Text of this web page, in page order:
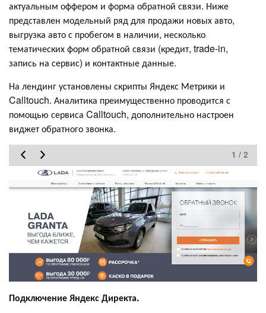
актуальным оффером и форма обратной связи. Ниже
представлен модельный ряд для продажи новых авто,
выгрузка авто с пробегом в наличии, несколько
тематических форм обратной связи (кредит, trade-in,
запись на сервис) и контактные данные.
На лендинг установлены скрипты Яндекс Метрики и
Calltouch. Аналитика преимущественно проводится с
помощью сервиса Calltouch, дополнительно настроен
виджет обратного звонка.
1 / 2
Подключение Яндекс Директа.